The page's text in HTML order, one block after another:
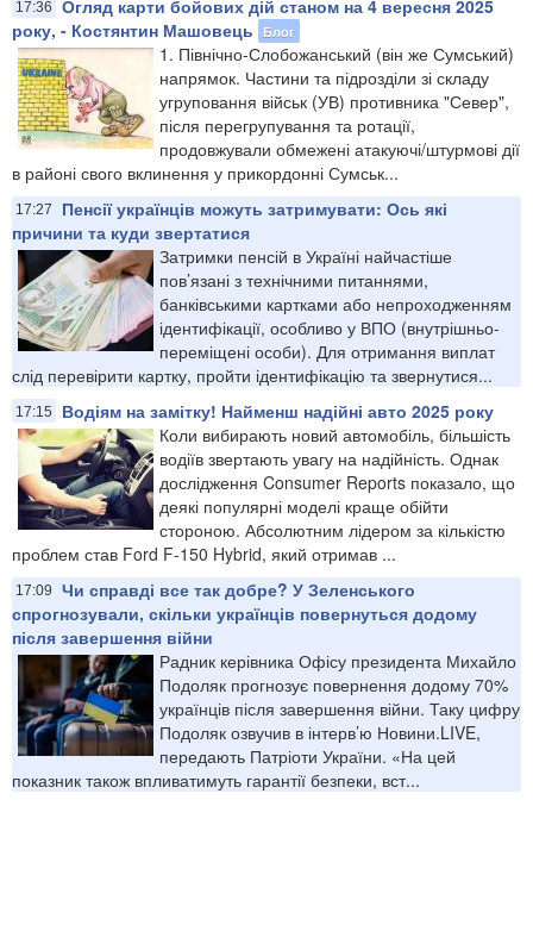
17:36
Огляд карти бойових дій станом на 4 вересня 2025
року, - Костянтин Машовець
Блог
1. Північно-Слобожанський (він же Сумський)
напрямок. Частини та підрозділи зі складу
угруповання військ (УВ) противника "Север",
після перегрупування та ротації,
продовжували обмежені атакуючі/штурмові дії
в районі свого вклинення у прикордонні Сумськ...
17:27
Пенсії українців можуть затримувати: Ось які
причини та куди звертатися
Затримки пенсій в Україні найчастіше
пов’язані з технічними питаннями,
банківськими картками або непроходженням
ідентифікації, особливо у ВПО (внутрішньо-
переміщені особи). Для отримання виплат
слід перевірити картку, пройти ідентифікацію та звернутися...
17:15
Водіям на замітку! Найменш надійні авто 2025 року
Коли вибирають новий автомобіль, більшість
водіїв звертають увагу на надійність. Однак
дослідження Consumer Reports показало, що
деякі популярні моделі краще обійти
стороною. Абсолютним лідером за кількістю
проблем став Ford F-150 Hybrid, який отримав ...
17:09
Чи справді все так добре? У Зеленського
спрогнозували, скільки українців повернуться додому
після завершення війни
Радник керівника Офісу президента Михайло
Подоляк прогнозує повернення додому 70%
українців після завершення війни. Таку цифру
Подоляк озвучив в інтерв’ю Новини.LIVE,
передають Патріоти України. «На цей
показник також впливатимуть гарантії безпеки, вст...